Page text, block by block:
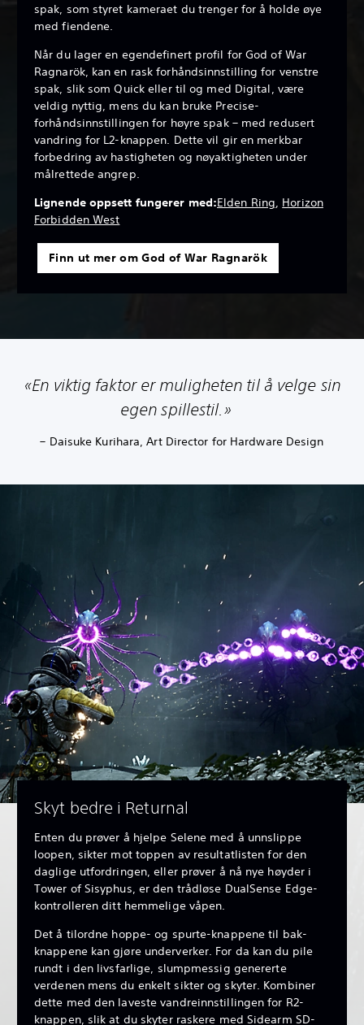
spak, som styret kameraet du trenger for å holde øye
med fiendene.
Når du lager en egendefinert profil for God of War
Ragnarök, kan en rask forhåndsinnstilling for venstre
spak, slik som Quick eller til og med Digital, være
veldig nyttig, mens du kan bruke Precise-
forhåndsinnstillingen for høyre spak – med redusert
vandring for L2-knappen. Dette vil gir en merkbar
forbedring av hastigheten og nøyaktigheten under
målrettede angrep.
Lignende oppsett fungerer med:Elden Ring, Horizon
Forbidden West
Finn ut mer om God of War Ragnarök
«En viktig faktor er muligheten til å velge sin
egen spillestil.»
– Daisuke Kurihara, Art Director for Hardware Design
Skyt bedre i Returnal
Enten du prøver å hjelpe Selene med å unnslippe
loopen, sikter mot toppen av resultatlisten for den
daglige utfordringen, eller prøver å nå nye høyder i
Tower of Sisyphus, er den trådløse DualSense Edge-
kontrolleren ditt hemmelige våpen.
Det å tilordne hoppe- og spurte-knappene til bak-
knappene kan gjøre underverker. For da kan du pile
rundt i den livsfarlige, slumpmessig genererte
verdenen mens du enkelt sikter og skyter. Kombiner
dette med den laveste vandreinnstillingen for R2-
knappen, slik at du skyter raskere med Sidearm SD-